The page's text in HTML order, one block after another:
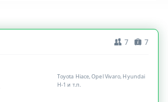
7 7
Toyota Hiace, Opel Vivaro, Hyundai
H-1 и т.п.